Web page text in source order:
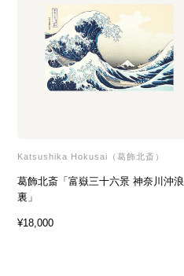
Katsushika Hokusai（葛飾北斎）
葛飾北斎「富嶽三十六景 神奈川沖浪
裏」
セ
¥18,000